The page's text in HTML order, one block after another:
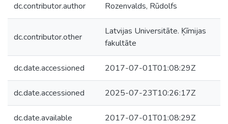
dc.contributor.author Rozenvalds, Rūdolfs
dc.contributor.other
Latvijas Universitāte. Ķīmijas
fakultāte
dc.date.accessioned 2017-07-01T01:08:29Z
dc.date.accessioned 2025-07-23T10:26:17Z
dc.date.available 2017-07-01T01:08:29Z